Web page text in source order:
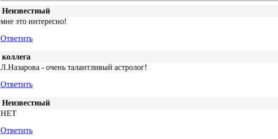
Неизвестный
мне это интересно!
Ответить
коллега
Л.Назарова - очень талантливый астролог!
Ответить
Неизвестный
НЕТ
Ответить